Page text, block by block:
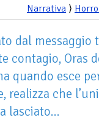
Narrativa ⟩
dal
contagio, Oras
quando esce
realizza che
lasciato...